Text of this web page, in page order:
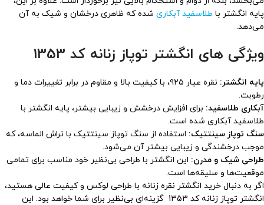
پایه انگشتر با طلاسفید آبکاری شده که ظاهری درخشان و شیک به آن
می‌دهد.
ویژگی های انگشتر توپاز زنانه کد 1353
پایه انگشتر:
نقره عیار ۹۲۵، با کیفیت بالا و مقاوم در برابر تغییرات دما و
رطوبت.
آبکاری طلاسفید: برای افزایش درخشش و زیبایی بیشتر، پایه انگشتر با
طلاسفید آبکاری شده است.
سنگ توپاز سینتتیک: استفاده از سنگ توپاز سینتتیک با تراش الماسه، که
موجب درخشندگی و زیبایی بیشتر آن می‌شود.
طراحی شیک و مدرن: این انگشتر با طراحی بی‌نظیر خود مناسب برای تمامی
موقعیت‌ها و سلیقه‌ها است.
اگر به دنبال خرید انگشتر نقره زنانه با طراحی لوکس و کیفیت عالی هستید،
انگشتر توپاز زنانه کد 1353 گزینه‌ای بی‌نظیر برای شما خواهد بود. این